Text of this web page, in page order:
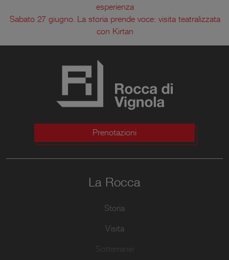
esperienza
Sabato 27 giugno. La storia prende voce: visita teatralizzata
con Kirtan
Prenotazioni
La Rocca
Storia
Visita
Sotterranei